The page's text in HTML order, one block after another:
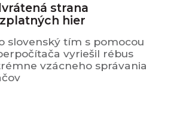
strana
hier
slovenský tím s pomocou
vyriešil rébus
vzácneho správania